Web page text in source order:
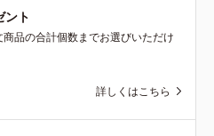
ント
品の合計個数までお選びいただけ
詳しくはこちら